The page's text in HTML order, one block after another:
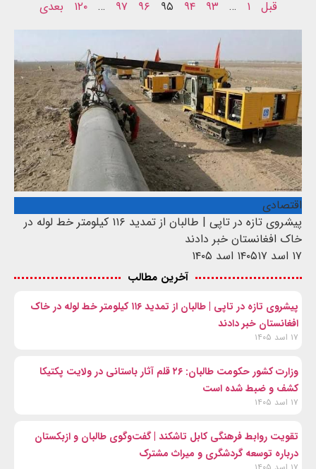
قبل ۱ … ۹۳ ۹۴ ۹۵ ۹۶ ۹۷ … ۱۲۰ بعدی
اقتصادی
پیشروی تازه در تاپی | طالبان از تمدید ۱۱۶ کیلومتر خط لوله در
خاک افغانستان خبر دادند
۱۷ اسد ۱۴۰۵
۱۷ اسد ۱۴۰۵
آخرین مطالب
پیشروی تازه در تاپی | طالبان از تمدید ۱۱۶ کیلومتر خط لوله در خاک
افغانستان خبر دادند
۱۷ اسد ۱۴۰۵
وزارت کشور حکومت طالبان: ۲۶ قلم آثار باستانی در ولایت پکتیکا
کشف و ضبط شده است
۱۷ اسد ۱۴۰۵
تقویت روابط فرهنگی کابل تاشکند | گفت‌وگوی طالبان و ازبکستان
درباره توسعه گردشگری و میراث مشترک